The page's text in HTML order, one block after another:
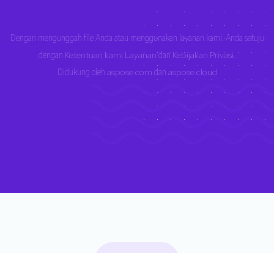
Dengan mengunggah file Anda atau menggunakan layanan kami, Anda setuju
dengan Ketentuan kami LayanandanKebijakan Privasi
Didukung oleh aspose.com dan aspose.cloud